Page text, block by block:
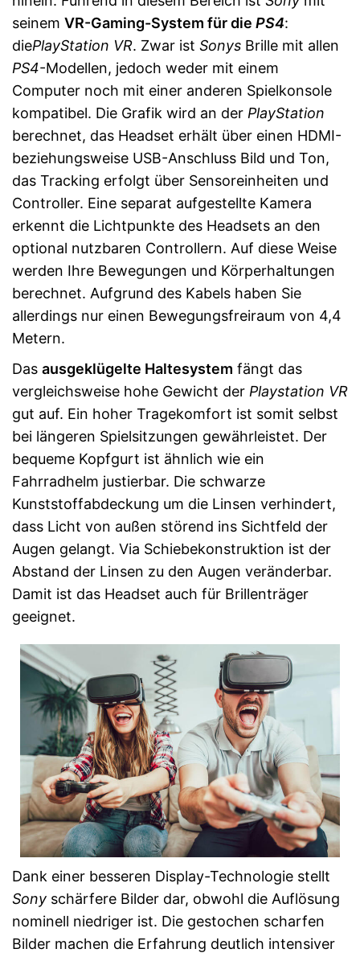
seinem VR-Gaming-System für die PS4:
diePlayStation VR. Zwar ist Sonys Brille mit allen
PS4-Modellen, jedoch weder mit einem
Computer noch mit einer anderen Spielkonsole
kompatibel. Die Grafik wird an der PlayStation
berechnet, das Headset erhält über einen HDMI-
beziehungsweise USB-Anschluss Bild und Ton,
das Tracking erfolgt über Sensoreinheiten und
Controller. Eine separat aufgestellte Kamera
erkennt die Lichtpunkte des Headsets an den
optional nutzbaren Controllern. Auf diese Weise
werden Ihre Bewegungen und Körperhaltungen
berechnet. Aufgrund des Kabels haben Sie
allerdings nur einen Bewegungsfreiraum von 4,4
Metern.
Das ausgeklügelte Haltesystem fängt das
vergleichsweise hohe Gewicht der Playstation VR
gut auf. Ein hoher Tragekomfort ist somit selbst
bei längeren Spielsitzungen gewährleistet. Der
bequeme Kopfgurt ist ähnlich wie ein
Fahrradhelm justierbar. Die schwarze
Kunststoffabdeckung um die Linsen verhindert,
dass Licht von außen störend ins Sichtfeld der
Augen gelangt. Via Schiebekonstruktion ist der
Abstand der Linsen zu den Augen veränderbar.
Damit ist das Headset auch für Brillenträger
geeignet.
Dank einer besseren Display-Technologie stellt
Sony schärfere Bilder dar, obwohl die Auflösung
nominell niedriger ist. Die gestochen scharfen
Bilder machen die Erfahrung deutlich intensiver